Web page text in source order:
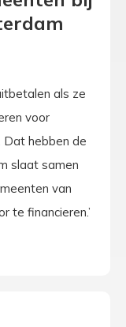
als ze
voor
hebben de
slaat samen
van
te financieren.’